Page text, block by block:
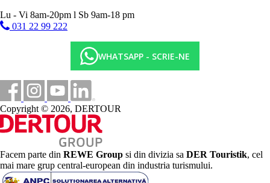
Loc de joaca
masaje si tratamente
Bar disponibil
Categoria oficiala
4 stele
https://www.hotelkoalagarden.com/en/index.html
Distanţe
Lu - Vi 8am-20pm l Sb 9am-18 pm
031 22 99 222
WHATSAPP - SCRIE-NE
Copyright © 2026, DERTOUR
Facem parte din REWE Group si din divizia sa DER Touristik, cel
mai mare grup central-european din industria turismului.